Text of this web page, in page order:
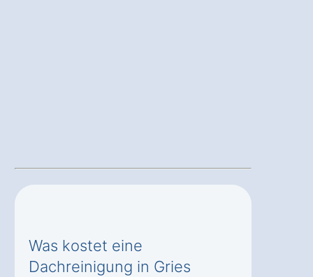
Was kostet eine
Dachreinigung in Gries